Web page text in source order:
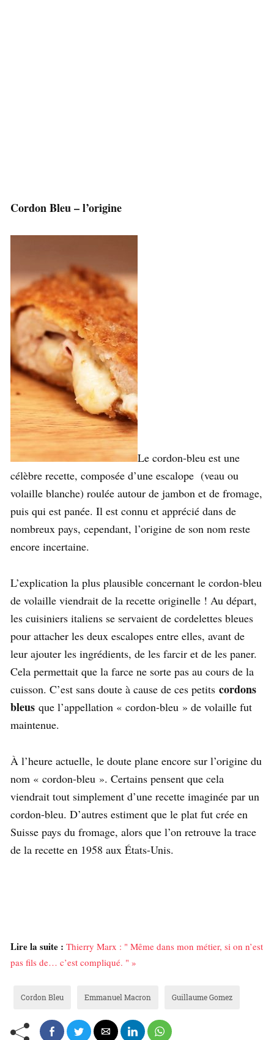
Cordon Bleu – l’origine
Le cordon-bleu est une
célèbre recette, composée d’une escalope (veau ou
volaille blanche) roulée autour de jambon et de fromage,
puis qui est panée. Il est connu et apprécié dans de
nombreux pays, cependant, l’origine de son nom reste
encore incertaine.
L’explication la plus plausible concernant le cordon-bleu
de volaille viendrait de la recette originelle ! Au départ,
les cuisiniers italiens se servaient de cordelettes bleues
pour attacher les deux escalopes entre elles, avant de
leur ajouter les ingrédients, de les farcir et de les paner.
Cela permettait que la farce ne sorte pas au cours de la
cuisson. C’est sans doute à cause de ces petits cordons
bleus que l’appellation « cordon-bleu » de volaille fut
maintenue.
À l’heure actuelle, le doute plane encore sur l’origine du
nom « cordon-bleu ». Certains pensent que cela
viendrait tout simplement d’une recette imaginée par un
cordon-bleu. D’autres estiment que le plat fut crée en
Suisse pays du fromage, alors que l’on retrouve la trace
de la recette en 1958 aux États-Unis.
Lire la suite : Thierry Marx : " Même dans mon métier, si on n’est
pas fils de… c’est compliqué. " »
Cordon Bleu Emmanuel Macron Guillaume Gomez